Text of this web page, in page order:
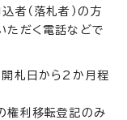
者（落札者）の方
ただく電話などで
開札日から2か月程
権利移転登記のみ